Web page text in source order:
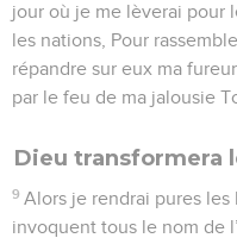
jour où je me lèverai pour
les nations, Pour
répandre sur eux ma
par le feu de ma jalousie
Dieu transformera
9 Alors je rendrai pures les
invoquent tous le nom de